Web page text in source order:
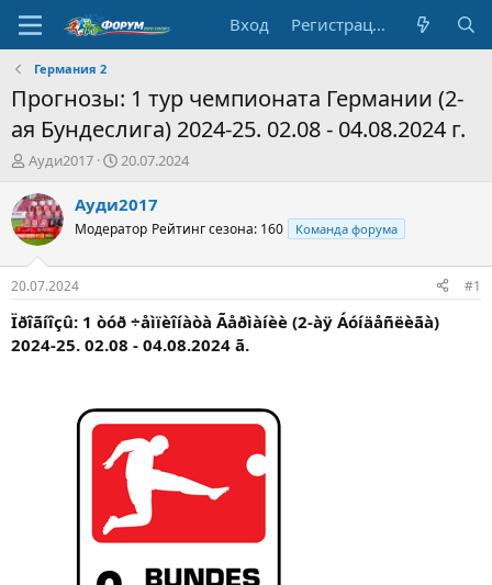
Вход Регистрация
Германия 2
Прогнозы: 1 тур чемпионата Германии (2-
ая Бундеслига) 2024-25. 02.08 - 04.08.2024 г.
А
т
о
р
т
е
м
ы
Ауди2017
Д
т
н
а
л
а
20.07.2024
Ауди2017
Модератор Рейтинг сезона: 160 Команда форума
20.07.2024 #1
Ïðîãíîçû: 1 òóð ÷åìïèîíàòà Ãåðìàíèè (2-àÿ Áóíäåñëèãà)
2024-25. 02.08 - 04.08.2024 ã.